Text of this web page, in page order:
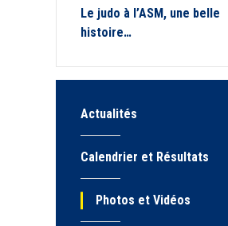
Le judo à l’ASM, une belle
histoire…
Actualités
Calendrier et Résultats
Photos et Vidéos